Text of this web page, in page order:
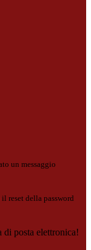
un messaggio
reset della password
di posta elettronica!